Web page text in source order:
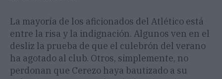
La mayoría de los aficionados del Atlético está
entre la risa y la indignación. Algunos ven en el
desliz la prueba de que el culebrón del verano
ha agotado al club. Otros, simplemente, no
perdonan que Cerezo haya bautizado a su